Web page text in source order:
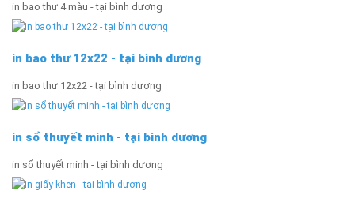
in bao thư 4 màu - tại bình dương
in bao thư 12x22 - tại bình dương
in bao thư 12x22 - tại bình dương
in sổ thuyết minh - tại bình dương
in sổ thuyết minh - tại bình dương